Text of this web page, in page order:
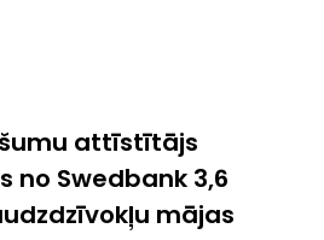
attīstītājs
no Swedbank 3,6
mājas